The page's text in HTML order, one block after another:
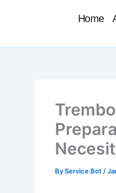
Home
ByService Bot /